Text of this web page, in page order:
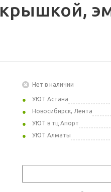
Нет в наличии
УЮТ Астана
Новосибирск, Лента
УЮТ в тц Апорт
УЮТ Алматы